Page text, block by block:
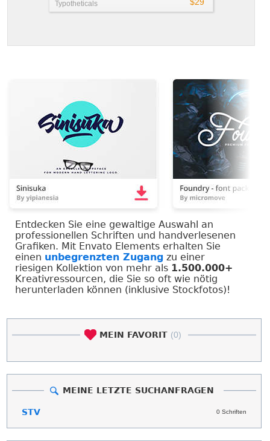
Typotheticals
Entdecken Sie eine gewaltige Auswahl an
professionellen Schriften und handverlesenen
Grafiken. Mit Envato Elements erhalten Sie
einen unbegrenzten Zugang zu einer
riesigen Kollektion von mehr als 1.500.000+
Kreativressourcen, die Sie so oft wie nötig
herunterladen können (inklusive Stockfotos)!
MEIN FAVORIT (0)
MEINE LETZTE SUCHANFRAGEN
0 Schriften
STV